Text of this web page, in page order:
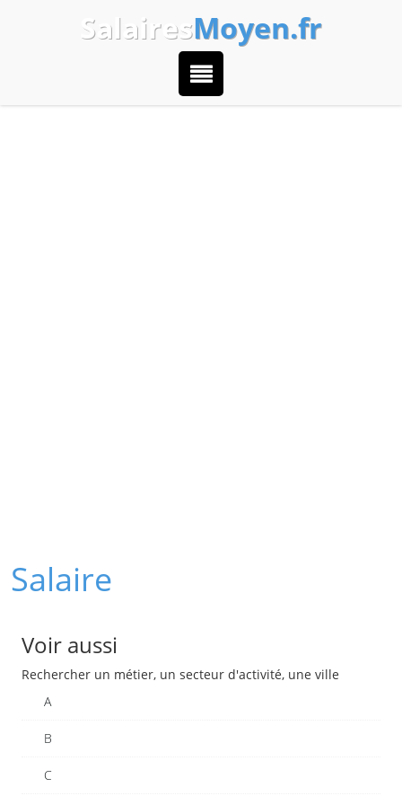
SalairesMoyen.fr
Salaire
Voir aussi
Rechercher un métier, un secteur d'activité, une ville
A
B
C